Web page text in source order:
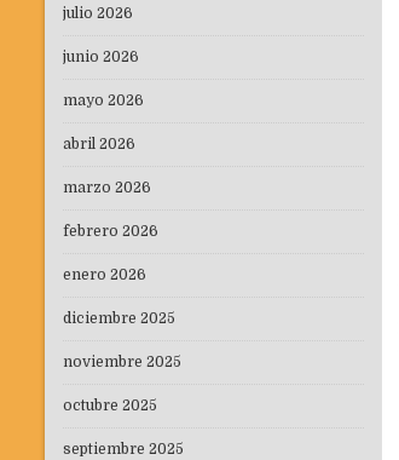
julio 2026
junio 2026
mayo 2026
abril 2026
marzo 2026
febrero 2026
enero 2026
diciembre 2025
noviembre 2025
octubre 2025
septiembre 2025